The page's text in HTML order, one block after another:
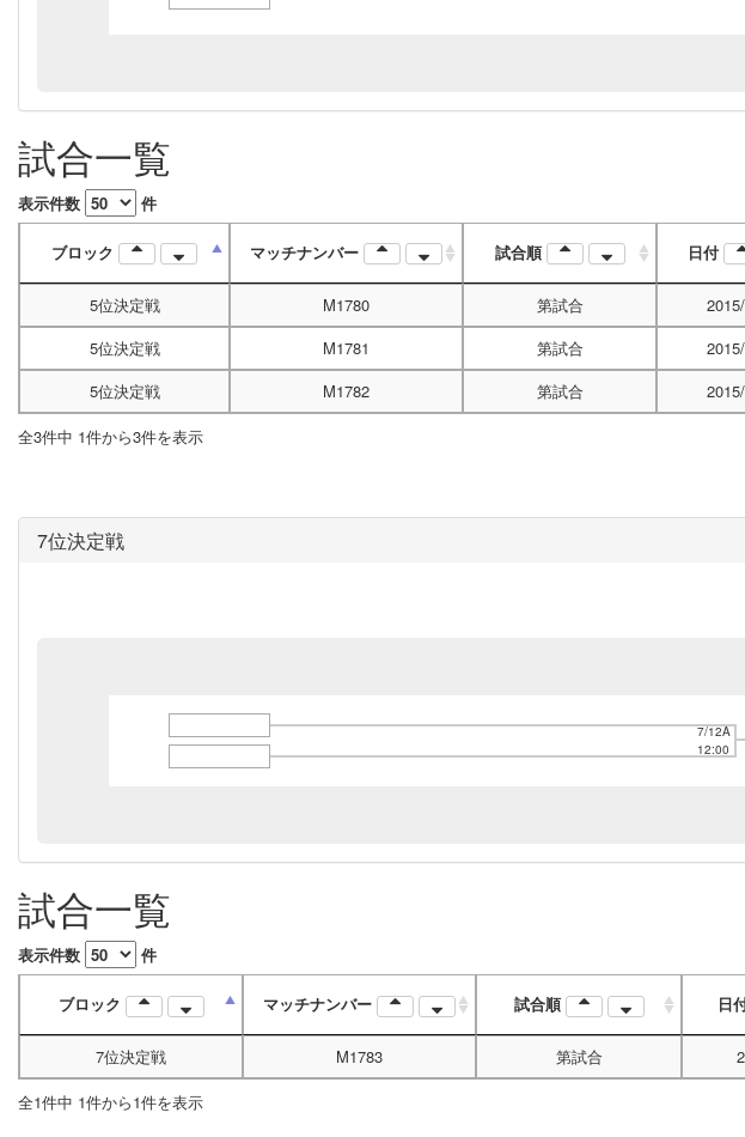
試合一覧
表示件数 件
ブロック マッチナンバー 試合順 日付
5位決定戦 M1780 第試合
5位決定戦
M1781 第試合
5位決定戦
M1782 第試合
全3件中 1件から3件を表示
7位決定戦
7/12A
12:00
試合一覧
表示件数 件
ブロック マッチナンバー 試合順 日
7位決定戦 M1783 第試合
全1件中 1件から1件を表示